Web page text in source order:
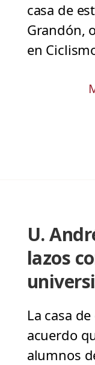
casa de
Grandón,
en
U.
lazos
La casa
acuerdo
alumnos